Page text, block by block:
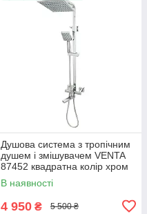
Душова система з тропічним
душем і змішувачем VENTA
87452 квадратна колір хром
В наявності
4 950 ₴ 5 500 ₴